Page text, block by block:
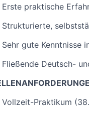
Erste praktische
Strukturierte,
Sehr gute Kenntnisse
Fließende Deutsch-
Vollzeit-Praktikum